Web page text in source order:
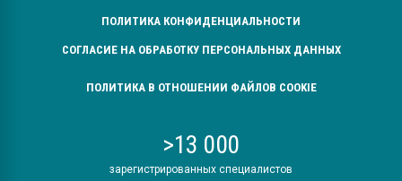
ПОЛИТИКА КОНФИДЕНЦИАЛЬНОСТИ
СОГЛАСИЕ НА ОБРАБОТКУ ПЕРСОНАЛЬНЫХ ДАННЫХ
ПОЛИТИКА В ОТНОШЕНИИ ФАЙЛОВ COOKIE
>13 000
зарегистрированных специалистов